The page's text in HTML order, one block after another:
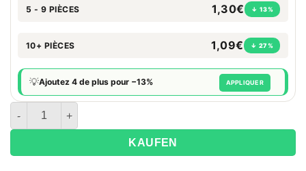
5 - 9 PIÈCES 1,30€ ↓ 13%
10+ PIÈCES 1,09€ ↓ 27%
💡Ajoutez 4 de plus pour −13% APPLIQUER
Menge von Three Kings Holzkohle Roller 40 mm
KAUFEN